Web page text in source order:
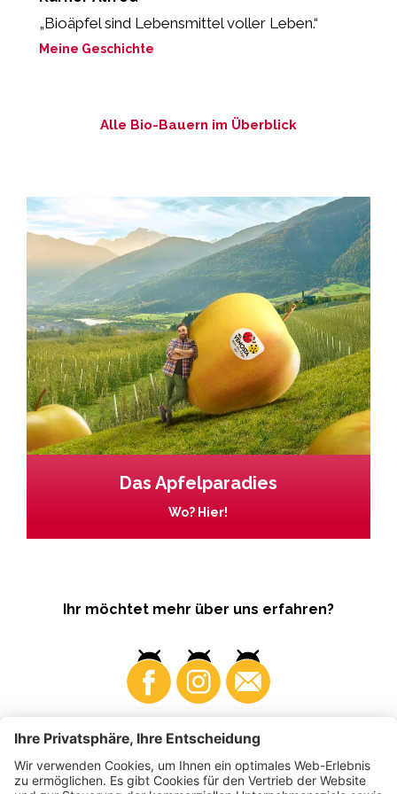
„Bioäpfel sind Lebensmittel voller Leben.“
Meine Geschichte
Alle Bio-Bauern im Überblick
Das Apfelparadies
Wo? Hier!
Ihr möchtet mehr über uns erfahren?
Business Produzenten